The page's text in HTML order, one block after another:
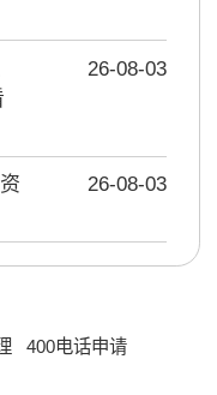
26-08-03
26-08-03
400电话申请